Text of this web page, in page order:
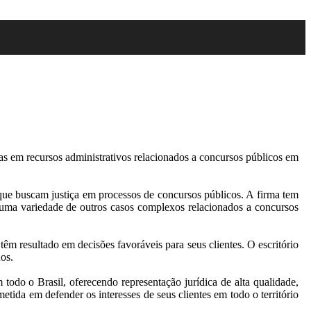
recursos administrativos relacionados a concursos públicos em
buscam justiça em processos de concursos públicos. A firma tem
variedade de outros casos complexos relacionados a concursos
resultado em decisões favoráveis para seus clientes. O escritório
o Brasil, oferecendo representação jurídica de alta qualidade,
em defender os interesses de seus clientes em todo o território